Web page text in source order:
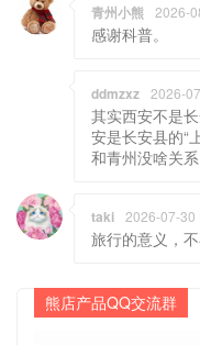
青州小熊 2026-
感谢科普。
ddmzxz 2026-
其实西安不是
安是长安县的“
和青州没啥关系
taki 2026-07-30
旅行的意义，
熊店产品QQ交流群